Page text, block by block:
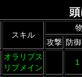
スキル
攻撃 防御
オラリプス
リプメイン
１